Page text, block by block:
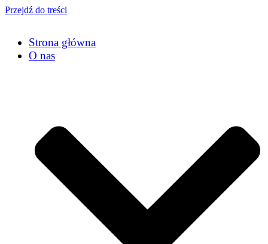
Przejdź do treści
Strona główna
O nas